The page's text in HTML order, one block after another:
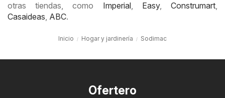
otras tiendas, como Imperial, Easy,Construmart,
Casaideas, ABC.
Inicio Hogar y jardinería Sodimac
Ofertero